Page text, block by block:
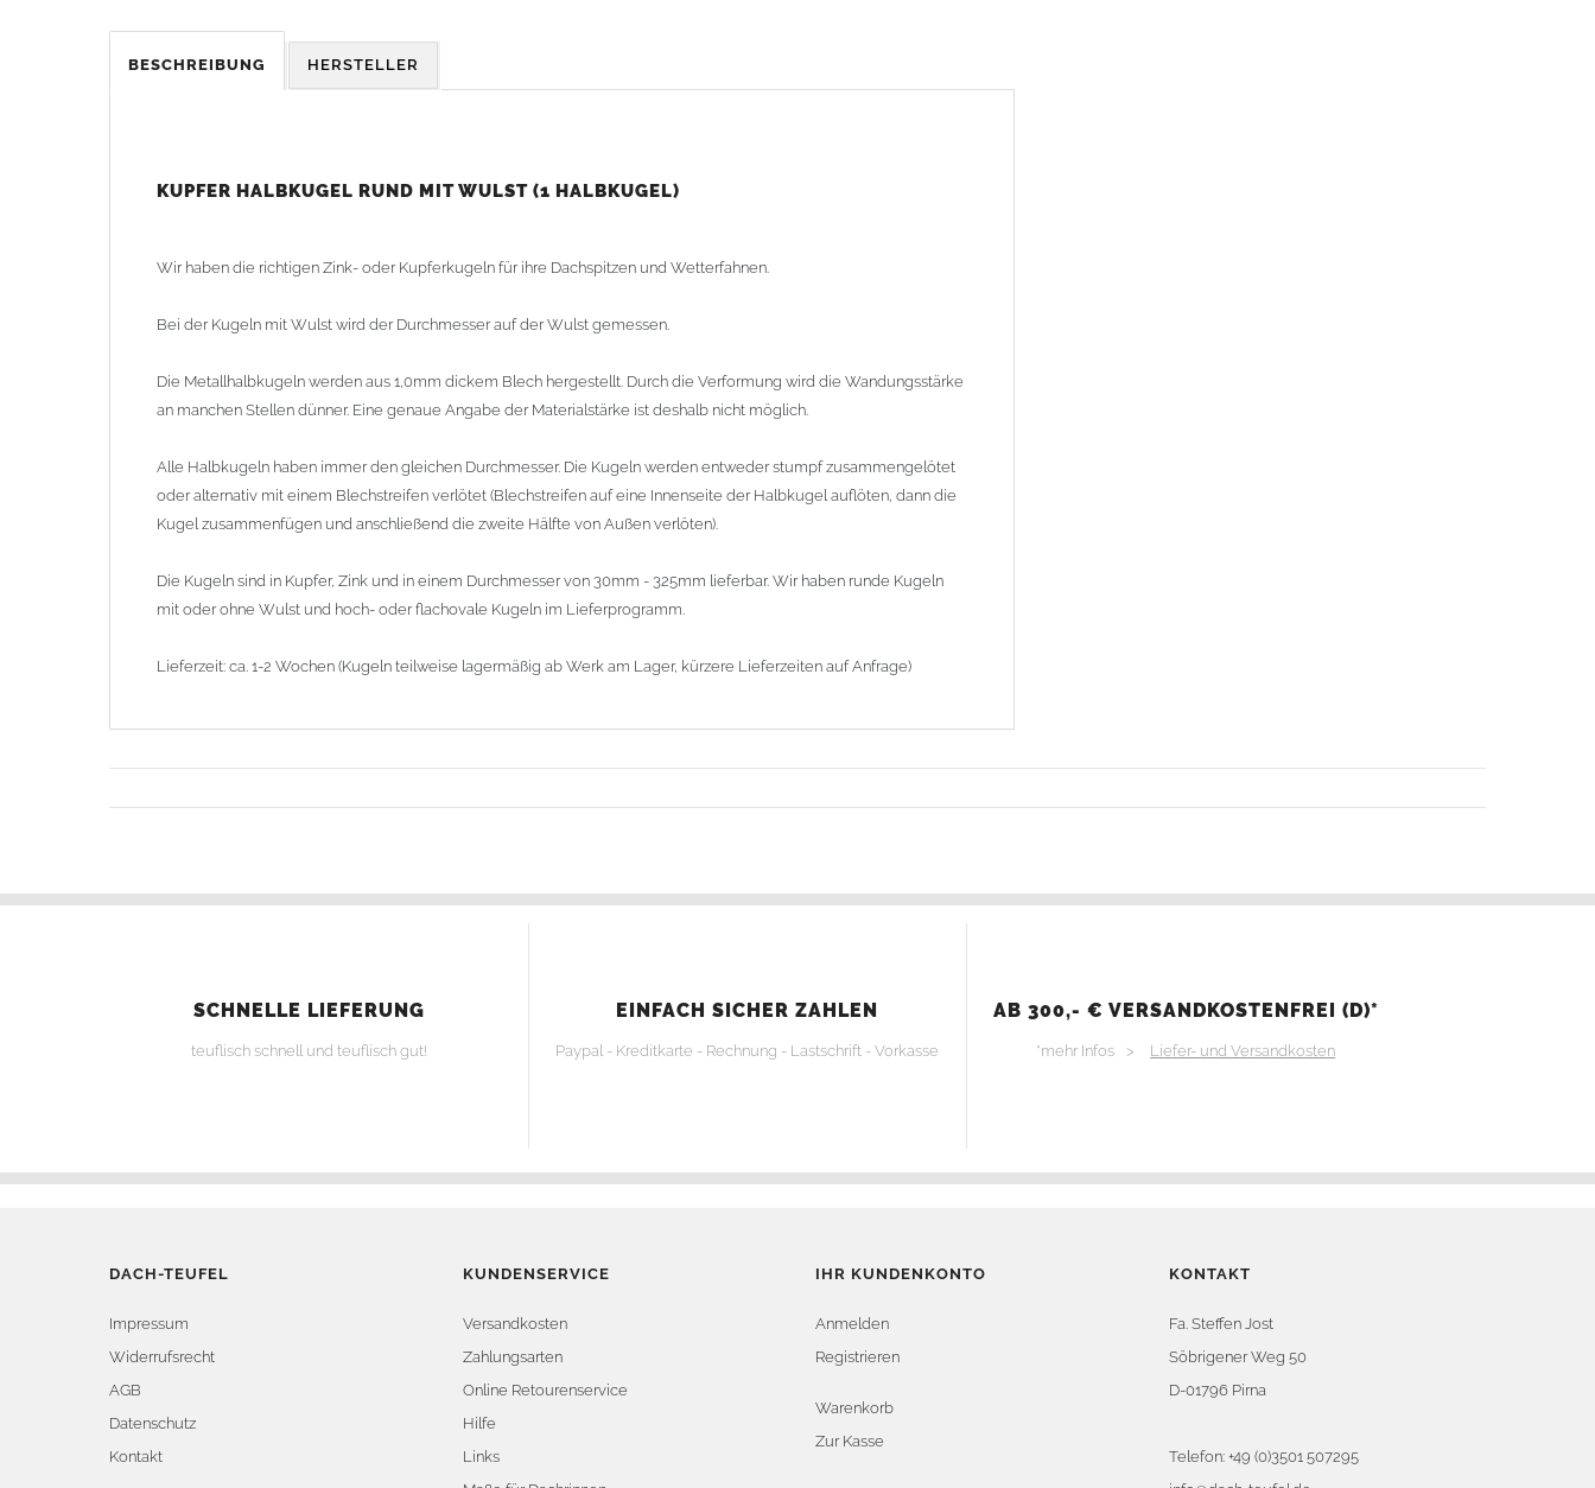
Alle Halbkugeln haben immer den gleichen Durchmesser. Die Kugeln werden entweder stumpf zusammengelötet
oder alternativ mit einem Blechstreifen verlötet (Blechstreifen auf eine Innenseite der Halbkugel auflöten, dann die
oder ohne Wulst und hoch- oder flachovale Kugeln im Lieferprogramm.
BESCHREIBUNG HERSTELLER
KUPFER HALBKUGEL RUND MIT WULST (1 HALBKUGEL)
Wir haben die richtigen Zink- oder Kupferkugeln für ihre Dachspitzen und Wetterfahnen.
Bei der Kugeln mit Wulst wird der Durchmesser auf der Wulst gemessen.
Die Metallhalbkugeln werden aus 1,0mm dickem Blech hergestellt. Durch die Verformung wird die Wandungsstärke
an manchen Stellen dünner. Eine genaue Angabe der Materialstärke ist deshalb nicht möglich.
Alle Halbkugeln haben immer den gleichen Durchmesser. Die Kugeln werden entweder stumpf zusammengelötet
oder alternativ mit einem Blechstreifen verlötet (Blechstreifen auf eine Innenseite der Halbkugel auflöten, dann die
Kugel zusammenfügen und anschließend die zweite Hälfte von Außen verlöten).
Die Kugeln sind in Kupfer, Zink und in einem Durchmesser von 30mm - 325mm lieferbar. Wir haben runde Kugeln
mit oder ohne Wulst und hoch- oder flachovale Kugeln im Lieferprogramm.
Lieferzeit: ca. 1-2 Wochen (Kugeln teilweise lagermäßig ab Werk am Lager, kürzere Lieferzeiten auf Anfrage)
SCHNELLE LIEFERUNG
teuflisch schnell und teuflisch gut!
EINFACH SICHER ZAHLEN
Paypal - Kreditkarte - Rechnung - Lastschrift - Vorkasse
AB 300,- € VERSANDKOSTENFREI (D)*
*mehr Infos > Liefer- und Versandkosten
DACH-TEUFEL
Impressum
Widerrufsrecht
AGB
Datenschutz
Kontakt
KUNDENSERVICE
Versandkosten
Zahlungsarten
Online Retourenservice
Hilfe
Links
IHR KUNDENKONTO
Anmelden
Registrieren
Warenkorb
Zur Kasse
KONTAKT
Fa. Steffen Jost
Söbrigener Weg 50
D-01796 Pirna
Telefon: +49 (0)3501 507295